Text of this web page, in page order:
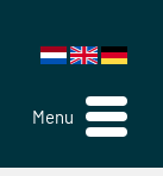
Menu